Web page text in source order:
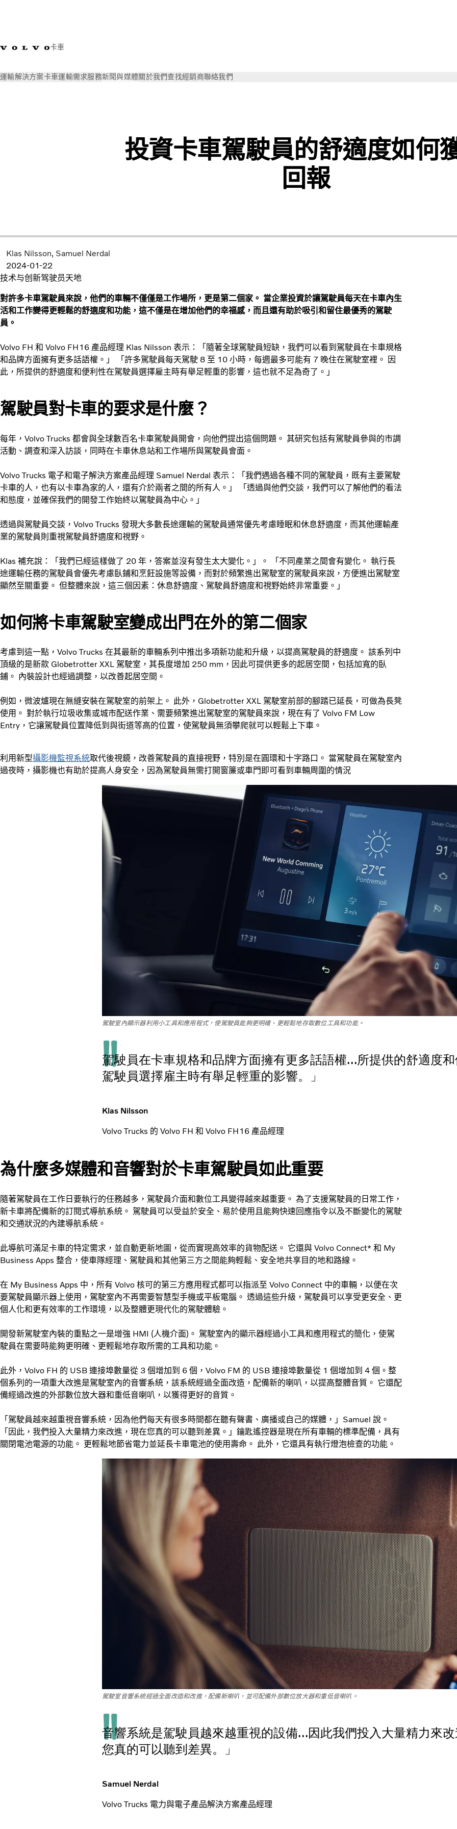
卡車
運輸解決方案卡車運輸需求服務新聞與媒體關於我們查找經銷商聯絡我們
投資卡車駕駛員的舒適度如何
回報
Klas Nilsson Samuel Nerdal
2024-01-22
技术与创新驾驶员天地
對許多卡車駕駛員來說，他們的車輛不僅僅是工作場所，更是第二個家。 當企業投資於讓駕駛員每天在卡車內生
活和工作變得更輕鬆的舒適度和功能，這不僅是在增加他們的幸福感，而且還有助於吸引和留住最優秀的駕駛
員。
Volvo FH 和 Volvo FH16 產品經理 Klas Nilsson 表示：「隨著全球駕駛員短缺，我們可以看到駕駛員在卡車規格
和品牌方面擁有更多話語權。」 「許多駕駛員每天駕駛 8 至 10 小時，每週最多可能有 7 晚住在駕駛室裡。 因
此，所提供的舒適度和便利性在駕駛員選擇雇主時有舉足輕重的影響，這也就不足為奇了。」
駕駛員對卡車的要求是什麼？
每年，Volvo Trucks 都會與全球數百名卡車駕駛員開會，向他們提出這個問題。 其研究包括有駕駛員參與的市調
活動、調查和深入訪談，同時在卡車休息站和工作場所與駕駛員會面。
Volvo Trucks 電子和電子解決方案產品經理 Samuel Nerdal 表示：「我們遇過各種不同的駕駛員，既有主要駕駛
卡車的人，也有以卡車為家的人，還有介於兩者之間的所有人。」 「透過與他們交談，我們可以了解他們的看法
和態度，並確保我們的開發工作始終以駕駛員為中心。」
透過與駕駛員交談，Volvo Trucks 發現大多數長途運輸的駕駛員通常優先考慮睡眠和休息舒適度，而其他運輸產
業的駕駛員則重視駕駛員舒適度和視野。
Klas 補充說：「我們已經這樣做了 20 年，答案並沒有發生太大變化。」。 「不同產業之間會有變化。 執行長
途運輸任務的駕駛員會優先考慮臥鋪和烹飪設施等設備，而對於頻繁進出駕駛室的駕駛員來說，方便進出駕駛室
顯然至關重要。 但整體來說，這三個因素：休息舒適度、駕駛員舒適度和視野始終非常重要。」
如何將卡車駕駛室變成出門在外的第二個家
考慮到這一點，Volvo Trucks 在其最新的車輛系列中推出多項新功能和升級，以提高駕駛員的舒適度。 該系列中
頂級的是新款 Globetrotter XXL 駕駛室，其長度增加 250 mm，因此可提供更多的起居空間，包括加寬的臥
鋪。 內裝設計也經過調整，以改善起居空間。
例如，微波爐現在無縫安裝在駕駛室的前架上。 此外，Globetrotter XXL 駕駛室前部的腳踏已延長，可做為長凳
使用。 對於執行垃圾收集或城市配送作業、需要頻繁進出駕駛室的駕駛員來說，現在有了 Volvo FM Low
Entry，它讓駕駛員位置降低到與街道等高的位置，使駕駛員無須攀爬就可以輕鬆上下車。
利用新型攝影機監視系統取代後視鏡，改善駕駛員的直接視野，特別是在圓環和十字路口。 當駕駛員在駕駛室內
過夜時，攝影機也有助於提高人身安全，因為駕駛員無需打開窗簾或車門即可看到車輛周圍的情況
駕駛室內顯示器利用小工具和應用程式，使駕駛員能夠更明確、更輕鬆地存取數位工具和功能。
駕駛員在卡車規格和品牌方面擁有更多話語權…所提供的舒適度
駕駛員選擇雇主時有舉足輕重的影響。」
Klas Nilsson
Volvo Trucks 的 Volvo FH 和 Volvo FH16 產品經理
為什麼多媒體和音響對於卡車駕駛員如此重要
隨著駕駛員在工作日要執行的任務越多，駕駛員介面和數位工具變得越來越重要。 為了支援駕駛員的日常工作，
新卡車將配備新的訂閱式導航系統。 駕駛員可以受益於安全、易於使用且能夠快速回應指令以及不斷變化的駕駛
和交通狀況的內建導航系統。
此導航可滿足卡車的特定需求，並自動更新地圖，從而實現高效率的貨物配送。 它還與 Volvo Connect* 和 My
Business Apps 整合，使車隊經理、駕駛員和其他第三方之間能夠輕鬆、安全地共享目的地和路線。
在 My Business Apps 中，所有 Volvo 核可的第三方應用程式都可以指派至 Volvo Connect 中的車輛，以便在次
要駕駛員顯示器上使用，駕駛室內不再需要智慧型手機或平板電腦。 透過這些升級，駕駛員可以享受更安全、更
個人化和更有效率的工作環境，以及整體更現代化的駕駛體驗。
開發新駕駛室內裝的重點之一是增強 HMI (人機介面)。 駕駛室內的顯示器經過小工具和應用程式的簡化，使駕
駛員在需要時能夠更明確、更輕鬆地存取所需的工具和功能。
此外，Volvo FH 的 USB 連接埠數量從 3 個增加到 6 個，Volvo FM 的 USB 連接埠數量從 1 個增加到 4 個。整
個系列的一項重大改進是駕駛室內的音響系統，該系統經過全面改造，配備新的喇叭，以提高整體音質。 它還配
備經過改進的外部數位放大器和重低音喇叭，以獲得更好的音質。
「駕駛員越來越重視音響系統，因為他們每天有很多時間都在聽有聲書、廣播或自己的媒體，」Samuel 說。
「因此，我們投入大量精力來改進，現在您真的可以聽到差異。」鑰匙遙控器是現在所有車輛的標準配備，具有
關閉電池電源的功能。 更輕鬆地節省電力並延長卡車電池的使用壽命。 此外，它還具有執行燈泡檢查的功能。
駕駛室音響系統經過全面改造和改進，配備新喇叭，並可配備外部數位放大器和重低音喇叭。
音響系統是駕駛員越來越重視的設備…因此我們投入大量精力來
您真的可以聽到差異。」
Samuel Nerdal
Volvo Trucks 電力與電子產品解決方案產品經理